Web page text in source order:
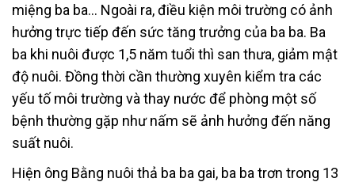
miệng ba ba… Ngoài ra, điều kiện môi trường có ảnh
hưởng trực tiếp đến sức tăng trưởng của ba ba. Ba
ba khi nuôi được 1,5 năm tuổi thì san thưa, giảm mật
độ nuôi. Đồng thời cần thường xuyên kiểm tra các
yếu tố môi trường và thay nước để phòng một số
bệnh thường gặp như nấm sẽ ảnh hưởng đến năng
suất nuôi.
Hiện ông Bằng nuôi thả ba ba gai, ba ba trơn trong 13